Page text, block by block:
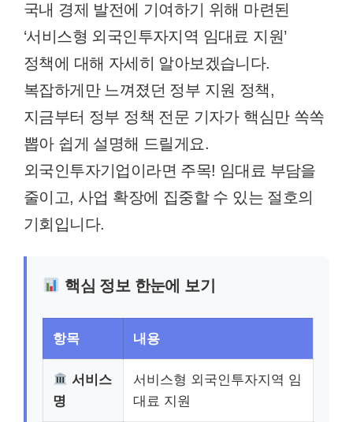
국내 경제 발전에 기여하기 위해 마련된
‘서비스형 외국인투자지역 임대료 지원’
정책에 대해 자세히 알아보겠습니다.
복잡하게만 느껴졌던 정부 지원 정책,
지금부터 정부 정책 전문 기자가 핵심만 쏙쏙
뽑아 쉽게 설명해 드릴게요.
외국인투자기업이라면 주목! 임대료 부담을
줄이고, 사업 확장에 집중할 수 있는 절호의
기회입니다.
핵심 정보 한눈에 보기
항목 내용
서비스
명
서비스형 외국인투자지역 임
대료 지원